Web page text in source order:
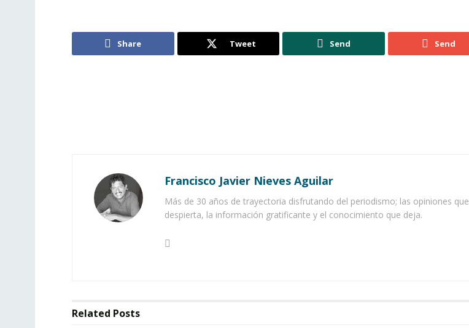
Share Tweet Send Send
Francisco Javier Nieves Aguilar
Más de 30 años de trayectoria disfrutando del periodismo; las opiniones que
despierta, la información gratificante y el conocimiento que deja.
Related Posts